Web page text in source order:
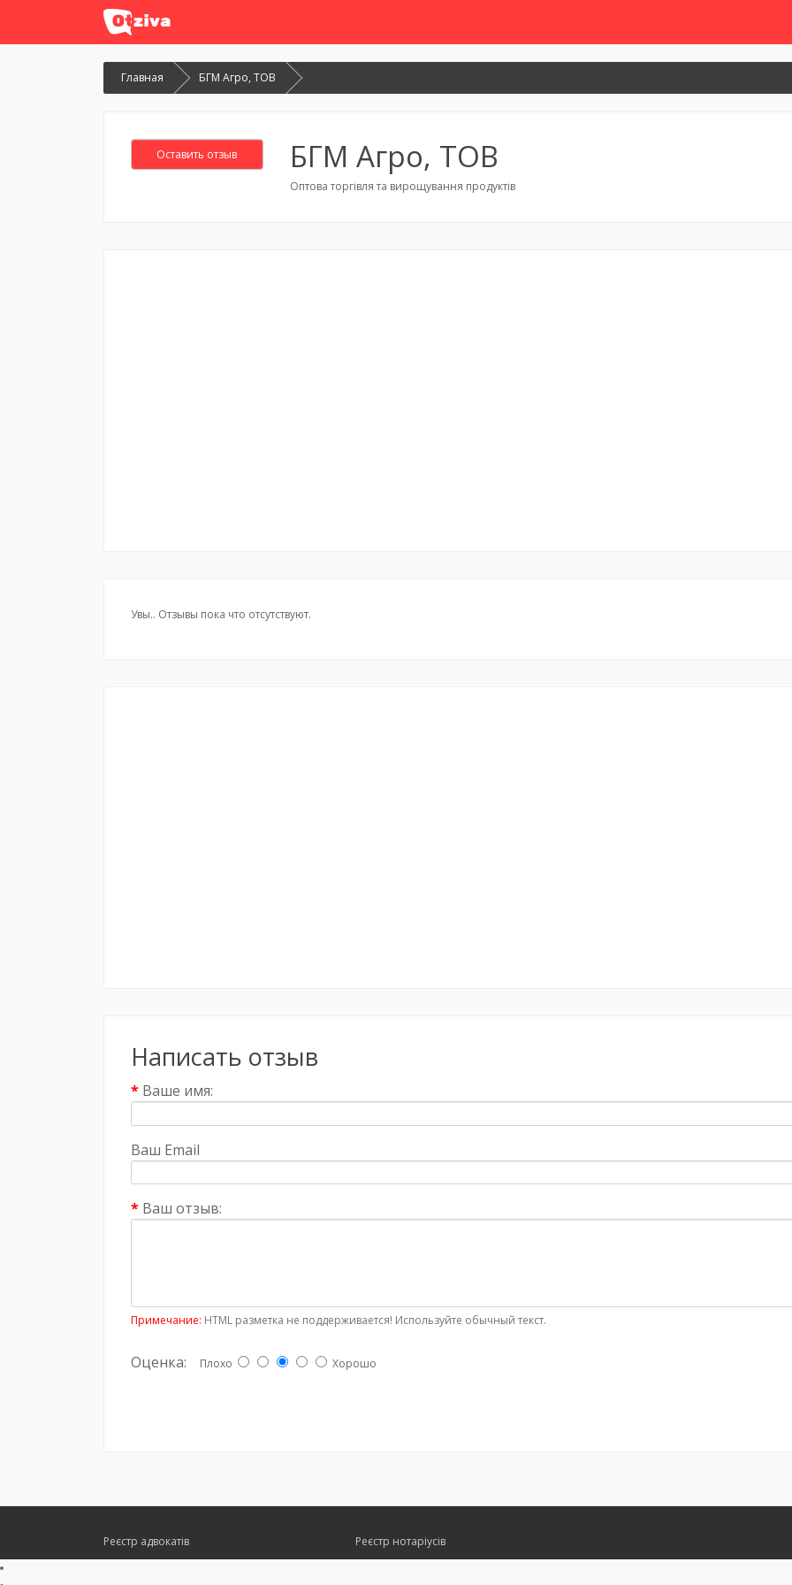
Главная БГМ Агро, ТОВ
Оставить отзыв БГМ Агро, ТОВ
Оптова торгівля та вирощування продуктів
Увы.. Отзывы пока что отсутствуют.
Написать отзыв
Ваше имя:
Ваш Email
Ваш отзыв:
Примечание: HTML разметка не поддерживается! Используйте обычный текст.
Оценка: Плохо Хорошо
Реєстр адвокатів Реєстр нотаріусів